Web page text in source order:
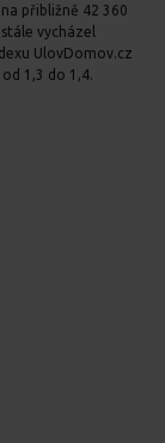
přibližně 42 360
vycházel
UlovDomov.cz
1,3 do 1,4.